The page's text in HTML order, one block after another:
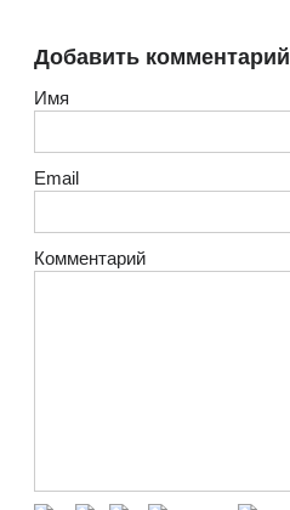
Добавить комментарий
Имя
Email
Комментарий